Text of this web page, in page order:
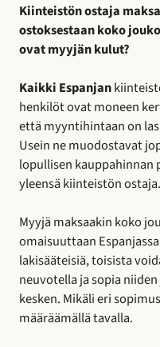
Kiinteistön ostaja
ostoksestaan koko
ovat myyjän kulut?
Kaikki Espanjan
henkilöt ovat moneen
että myyntihintaan on
Usein ne muodostavat
lopullisen kauppahinnan
yleensä kiinteistön ostaja.
Myyjä maksaakin koko
omaisuuttaan
lakisääteisiä, toisista
neuvotella ja sopia
kesken. Mikäli eri
määräämällä tavalla.